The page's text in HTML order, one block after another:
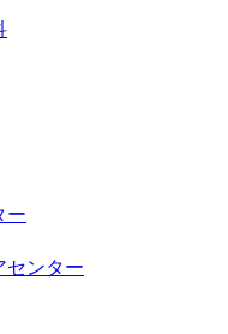
ー
センター